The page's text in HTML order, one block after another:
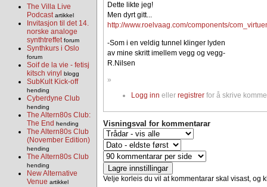
The Villa Live
Podcastartikkel
Invitasjon til det 14.
norske analoge
synthtreffet forum
Synthkurs i Oslo
forum
Soif de la vie - fetisj
kitsch vinyl
blogg
SubKult Kick-off
hending
Cyberdyne Club
hending
The Altern80s Club:
The End hending
The Altern80s Club
(November Edition)
hending
The Altern80s Club
hending
New Alternative
Venue artikkel
Dette likte jeg!
Men dyrt gitt...
http://www.roelvaag.com/components/
-Som i en veldig tunnel klinger lyden
av mine skritt imellem vegg og vegg-
R.Nilsen
»
Logg inn ellerregistrer for å skrive
Visningsval for kommentarar
Velje korleis du vil at kommentarar skal visast, og